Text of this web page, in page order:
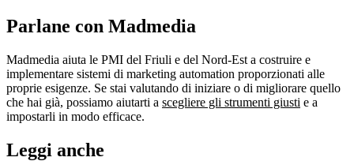
Parlane con Madmedia
Madmedia aiuta le PMI del Friuli e del Nord-Est a costruire e
implementare sistemi di marketing automation proporzionati alle
proprie esigenze. Se stai valutando di iniziare o di migliorare quello
che hai già, possiamo aiutarti a scegliere gli strumenti giusti e a
impostarli in modo efficace.
Leggi anche